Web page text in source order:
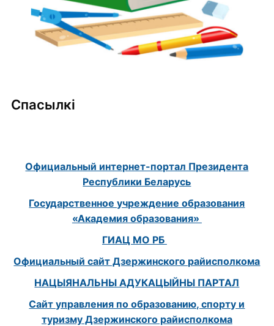
Спасылкі
Официальный интернет-портал Президента
Республики Беларусь
Государственное учреждение образования
«Академия образования»
ГИАЦ МО РБ
Официальный сайт Дзержинского райисполкома
НАЦЫЯНАЛЬНЫ АДУКАЦЫЙНЫ ПАРТАЛ
Сайт управления по образованию, спорту и
туризму Дзержинского райисполкома